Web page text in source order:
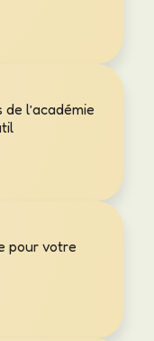
l’académie
pour votre